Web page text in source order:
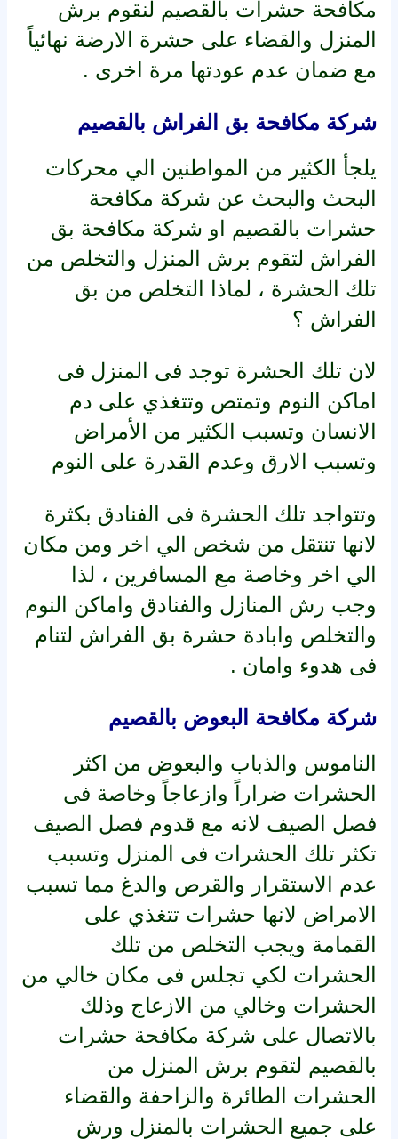
مكافحة حشرات بالقصيم لنقوم برش
المنزل والقضاء على حشرة الارضة نهائياً
مع ضمان عدم عودتها مرة اخرى .
شركة مكافحة بق الفراش بالقصيم
يلجأ الكثير من المواطنين الي محركات
البحث والبحث عن شركة مكافحة
حشرات بالقصيم او شركة مكافحة بق
الفراش لتقوم برش المنزل والتخلص من
تلك الحشرة ، لماذا التخلص من بق
الفراش ؟
لان تلك الحشرة توجد فى المنزل فى
اماكن النوم وتمتص وتتغذي على دم
الانسان وتسبب الكثير من الأمراض
وتسبب الارق وعدم القدرة على النوم
وتتواجد تلك الحشرة فى الفنادق بكثرة
لانها تنتقل من شخص الي اخر ومن مكان
الي اخر وخاصة مع المسافرين ، لذا
وجب رش المنازل والفنادق واماكن النوم
والتخلص وابادة حشرة بق الفراش لتنام
فى هدوء وامان .
شركة مكافحة البعوض بالقصيم
الناموس والذباب والبعوض من اكثر
الحشرات ضراراً وازعاجاً وخاصة فى
فصل الصيف لانه مع قدوم فصل الصيف
تكثر تلك الحشرات فى المنزل وتسبب
عدم الاستقرار والقرص والدغ مما تسبب
الامراض لانها حشرات تتغذي على
القمامة ويجب التخلص من تلك
الحشرات لكي تجلس فى مكان خالي من
الحشرات وخالي من الازعاج وذلك
بالاتصال على شركة مكافحة حشرات
بالقصيم لتقوم برش المنزل من
الحشرات الطائرة والزاحفة والقضاء
على جميع الحشرات بالمنزل ورش